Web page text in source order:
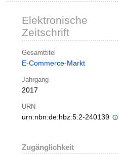
Elektronische
Zeitschrift
Gesamttitel
E-Commerce-Markt
Jahrgang
2017
URN
urn:nbn:de:hbz:5:2-240139
Zugänglichkeit